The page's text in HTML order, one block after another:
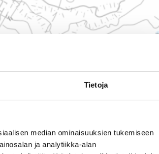
Tietoja
median ominaisuuksien tukemiseen
ja analytiikka-alan